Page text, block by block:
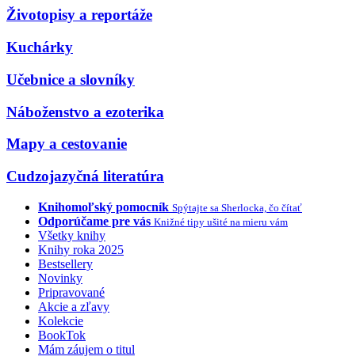
Životopisy a reportáže
Kuchárky
Učebnice a slovníky
Náboženstvo a ezoterika
Mapy a cestovanie
Cudzojazyčná literatúra
Knihomoľský pomocník Spýtajte sa Sherlocka, čo čítať
Odporúčame pre vás Knižné tipy ušité na mieru vám
Všetky knihy
Knihy roka 2025
Bestsellery
Novinky
Pripravované
Akcie a zľavy
Kolekcie
BookTok
Mám záujem o titul